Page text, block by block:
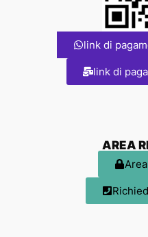
link di
link di
AREA